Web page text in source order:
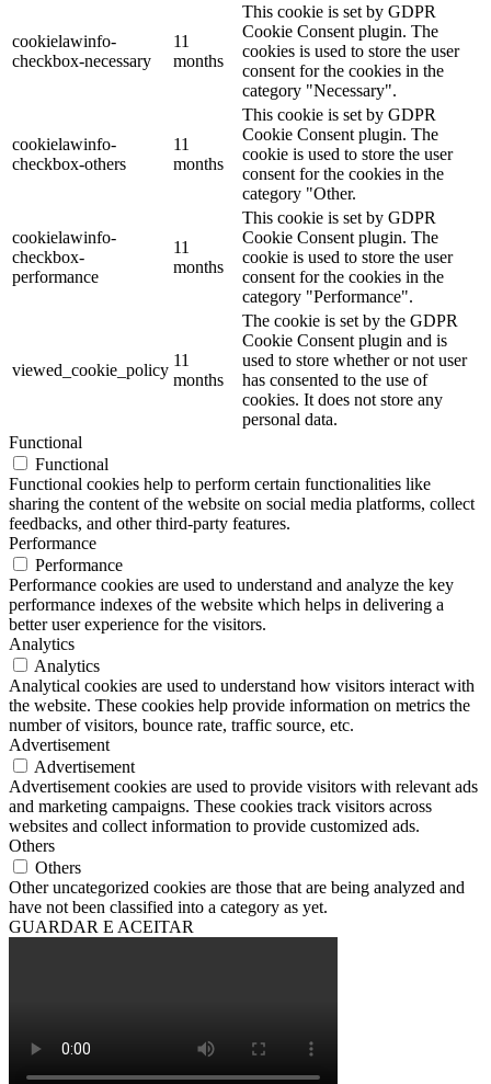
cookielawinfo-
checkbox-necessary
11
months
This cookie is set by GDPR
Cookie Consent plugin. The
cookies is used to store the user
consent for the cookies in the
category "Necessary".
cookielawinfo-
checkbox-others
11
months
This cookie is set by GDPR
Cookie Consent plugin. The
cookie is used to store the user
consent for the cookies in the
category "Other.
cookielawinfo-
checkbox-
performance
11
months
This cookie is set by GDPR
Cookie Consent plugin. The
cookie is used to store the user
consent for the cookies in the
category "Performance".
viewed_cookie_policy
11
months
The cookie is set by the GDPR
Cookie Consent plugin and is
used to store whether or not user
has consented to the use of
cookies. It does not store any
personal data.
Functional
Functional
Functional cookies help to perform certain functionalities like
sharing the content of the website on social media platforms, collect
feedbacks, and other third-party features.
Performance
Performance
Performance cookies are used to understand and analyze the key
performance indexes of the website which helps in delivering a
better user experience for the visitors.
Analytics
Analytics
Analytical cookies are used to understand how visitors interact with
the website. These cookies help provide information on metrics the
number of visitors, bounce rate, traffic source, etc.
Advertisement
Advertisement
Advertisement cookies are used to provide visitors with relevant ads
and marketing campaigns. These cookies track visitors across
websites and collect information to provide customized ads.
Others
Others
Other uncategorized cookies are those that are being analyzed and
have not been classified into a category as yet.
GUARDAR E ACEITAR